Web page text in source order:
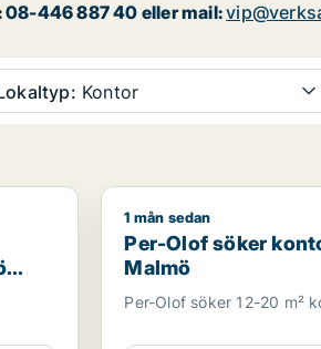
08-446 887 40 eller mail:
Kontor
för uthyrning i Malmö
Per-Olof söker kontor
1 mån sedan
Per-Olof söker
Malmö
Per-Olof söker 12-20 m²